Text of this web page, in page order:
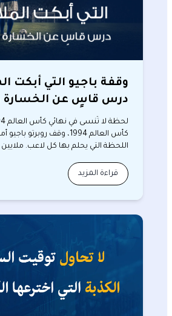
وقفة باجيو التي أبكت
درس قاسٍ عن الخسارة
كأس العالم 1994، وقف روبرتو
اللحظة التي يحلم بها كل لاعب.
قراءة المزيد